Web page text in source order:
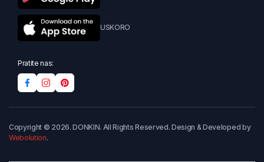
USKORO
Pratite nas:
Copyright © 2026. DONKIN. All Rights Reserved. Design & Developed by
Webolution.